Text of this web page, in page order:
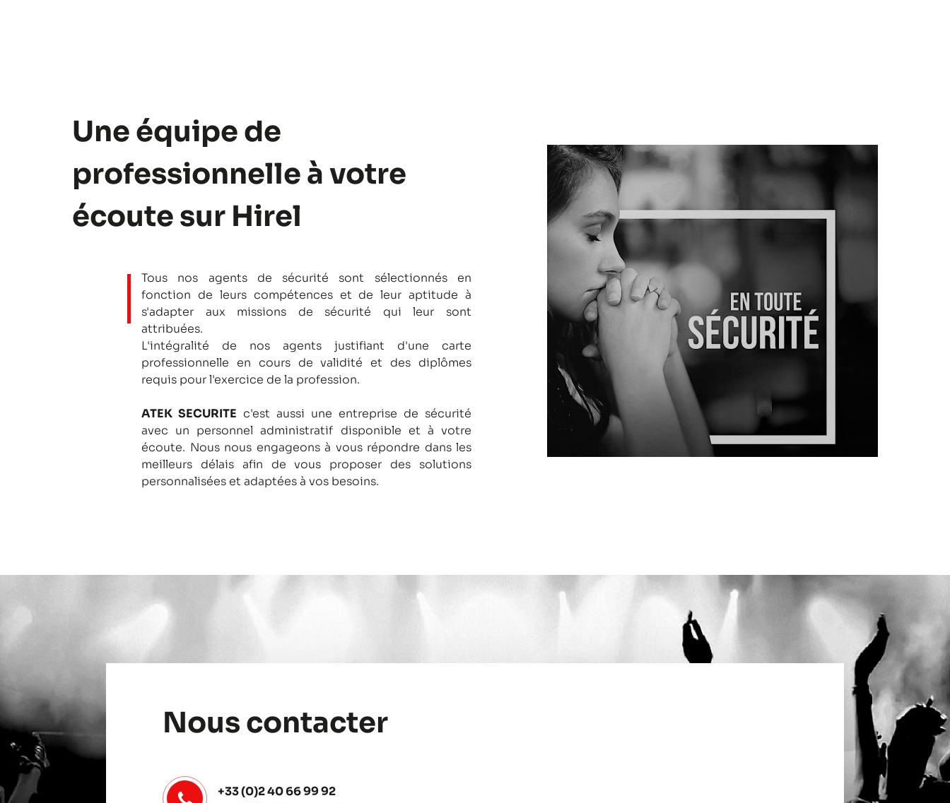
Une équipe de
professionnelle à votre
écoute sur Hirel
Tous nos agents de sécurité sont sélectionnés en
fonction de leurs compétences et de leur aptitude à
s'adapter aux missions de sécurité qui leur sont
attribuées.
L'intégralité de nos agents justifiant d'une carte
professionnelle en cours de validité et des diplômes
requis pour l'exercice de la profession.
ATEK SECURITE c'est aussi une entreprise de sécurité
avec un personnel administratif disponible et à votre
écoute. Nous nous engageons à vous répondre dans les
meilleurs délais afin de vous proposer des solutions
personnalisées et adaptées à vos besoins.
Nous contacter
+33 (0)2 40 66 99 92